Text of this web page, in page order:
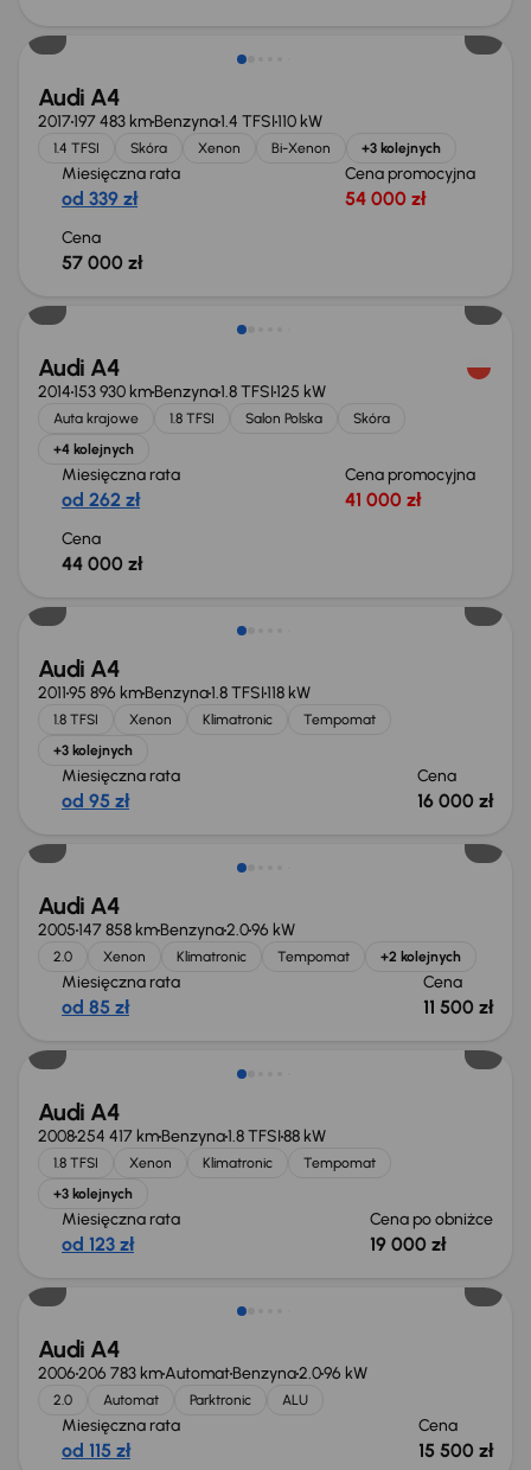
Audi A4
2017197 483 kmBenzyna1.4 TFSI110 kW
1.4 TFSI Skóra Xenon Bi-Xenon +3 kolejnych
Miesięczna rata
od 339 zł
Cena promocyjna
54 000 zł
Cena
57 000 zł
Świeżo skupione
Audi A4
2014153 930 kmBenzyna1.8 TFSI125 kW
Auta krajowe 1.8 TFSI Salon Polska
Skóra
+4 kolejnych
Miesięczna rata
od 262 zł
Cena promocyjna
41 000 zł
Cena
44 000 zł
Audi A4
201195 896 kmBenzyna1.8 TFSI118 kW
1.8 TFSI Xenon Klimatronic
Tempomat
+3 kolejnych
Miesięczna rata
od 95 zł
Cena
16 000 zł
Audi A4
2005147 858 kmBenzyna2.096 kW
2.0 Xenon Klimatronic Tempomat +2 kolejnych
Miesięczna rata
od 85 zł
Cena
11 500 zł
Taniej o 1 000 zł
Audi A4
2008254 417 kmBenzyna1.8 TFSI88 kW
1.8 TFSI Xenon Klimatronic
Tempomat
+3 kolejnych
Miesięczna rata
od 123 zł
Cena po obniżce
19 000 zł
Audi A4
2006206 783 kmAutomatBenzyna2.096 kW
2.0 Automat Parktronic ALU
Miesięczna rata
od 115 zł
Cena
15 500 zł